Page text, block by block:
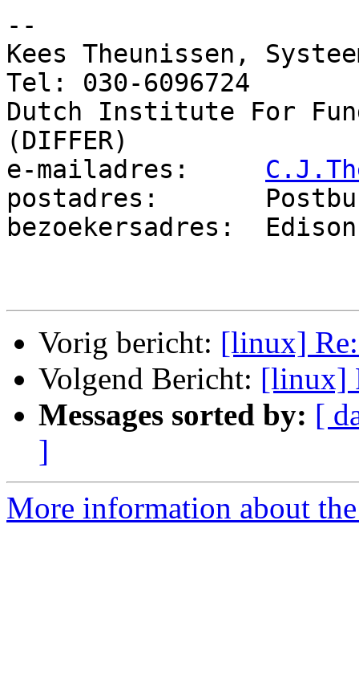
--
Kees Theunissen,
Tel: 030-6096724
Dutch Institute For
(DIFFER)
e-mailadres:
postadres:       Postbus
bezoekersadres:
Vorig bericht: [linux]
Volgend Bericht: [linux]
Messages sorted by: [
]
More information about